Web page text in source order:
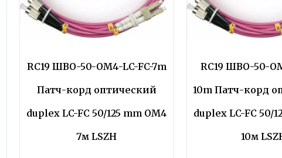
RC19 ШВО-50-OM4-LC-FC-7m
Патч-корд оптический
duplex LC-FC 50/125 mm OM4
7м LSZH
RC19 ШВО-50-
10m Патч-корд
duplex LC-FC 50/
10м